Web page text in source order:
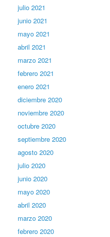
julio 2021
junio 2021
mayo 2021
abril 2021
marzo 2021
febrero 2021
enero 2021
diciembre 2020
noviembre 2020
octubre 2020
septiembre 2020
agosto 2020
julio 2020
junio 2020
mayo 2020
abril 2020
marzo 2020
febrero 2020